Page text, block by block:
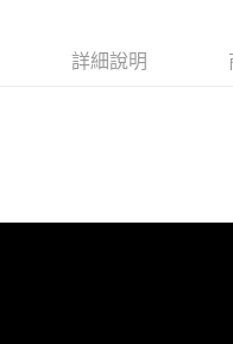
每筆NT$70，滿NT$499(含
詳細說明